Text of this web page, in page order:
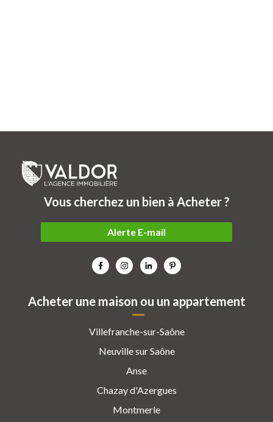
Acheter une maison ou un appartement
Villefranche-sur-Saône
Neuville sur Saône
Anse
Chazay d'Azergues
Montmerle
Vous cherchez un bien à Acheter ?
Alerte E-mail